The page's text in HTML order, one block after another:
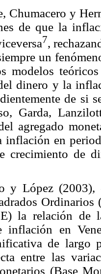
Chumacero y
de que la
7,
un
modelos
dinero y la
de si
Garda,
agregado
inflación en
crecimiento de
y López (2003),
Ordinarios
la relación de
inflación en
de largo
entre las
(Base